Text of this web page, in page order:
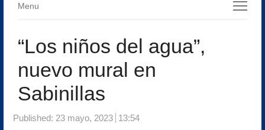
Menu
Menu
“Los niños del agua”,
nuevo mural en
Sabinillas
Published: 23 mayo, 2023 13:54